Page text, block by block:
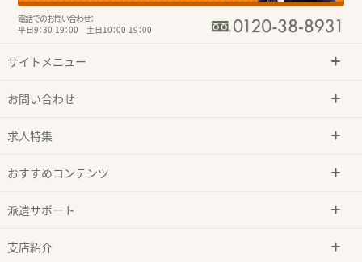
電話でのお問い合わせ：
平日9：30-19：00 土日10：00-19：00
サイトメニュー
お問い合わせ
求人特集
おすすめコンテンツ
派遣サポート
支店紹介